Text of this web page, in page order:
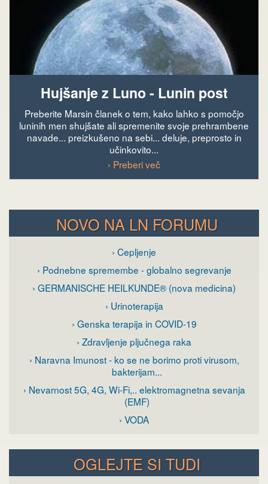
Hujšanje z Luno - Lunin post
Preberite Marsin članek o tem, kako lahko s pomočjo
luninih men shujšate ali spremenite svoje prehrambene
navade... preizkušeno na sebi... deluje, preprosto in
učinkovito...
› Preberi več
NOVO NA LN FORUMU
› Cepljenje
› Podnebne spremembe - globalno segrevanje
› GERMANISCHE HEILKUNDE® (nova medicina)
› Urinoterapija
› Genska terapija in COVID-19
› Zdravljenje pljučnega raka
› Naravna Imunost - ko se ne borimo proti virusom,
bakterijam...
› Nevarnost 5G, 4G, Wi-Fi,.. elektromagnetna sevanja
(EMF)
› VODA
OGLEJTE SI TUDI